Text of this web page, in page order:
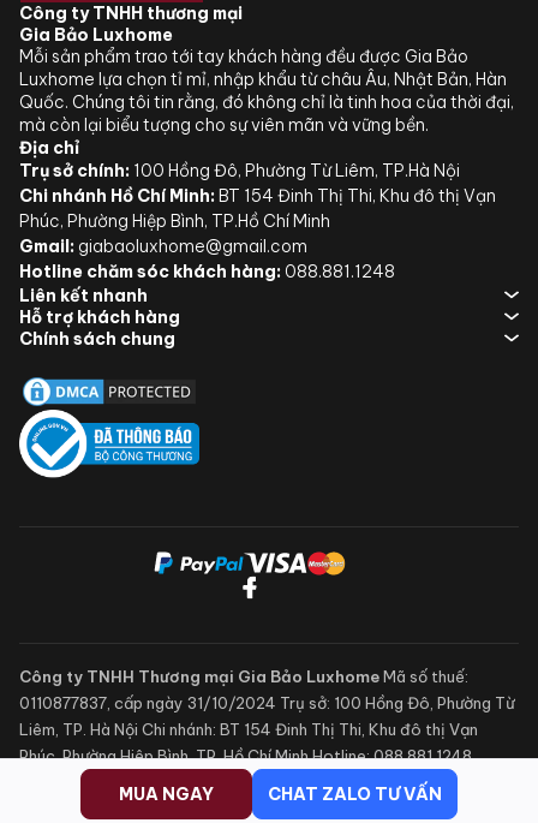
MUA NGAY CHAT ZALO TƯ VẤN
Công ty TNHH thương mại
Gia Bảo Luxhome
Mỗi sản phẩm trao tới tay khách hàng đều được Gia Bảo
Luxhome lựa chọn tỉ mỉ, nhập khẩu từ châu Âu, Nhật Bản, Hàn
Quốc. Chúng tôi tin rằng, đó không chỉ là tinh hoa của thời đại,
mà còn lại biểu tượng cho sự viên mãn và vững bền.
Địa chỉ
Trụ sở chính: 100 Hồng Đô, Phường Từ Liêm, TP.Hà Nội
Chi nhánh Hồ Chí Minh: BT 154 Đinh Thị Thi, Khu đô thị Vạn
Phúc, Phường Hiệp Bình, TP.Hồ Chí Minh
Gmail: giabaoluxhome@gmail.com
Hotline chăm sóc khách hàng: 088.881.1248
Liên kết nhanh
Hỗ trợ khách hàng
Chính sách chung
Công ty TNHH Thương mại Gia Bảo LuxhomeMã số thuế:
0110877837, cấp ngày 31/10/2024 Trụ sở: 100 Hồng Đô, Phường Từ
Liêm, TP. Hà Nội Chi nhánh: BT 154 Đinh Thị Thi, Khu đô thị Vạn
Phúc, Phường Hiệp Bình, TP. Hồ Chí MinhHotline:088.881.1248